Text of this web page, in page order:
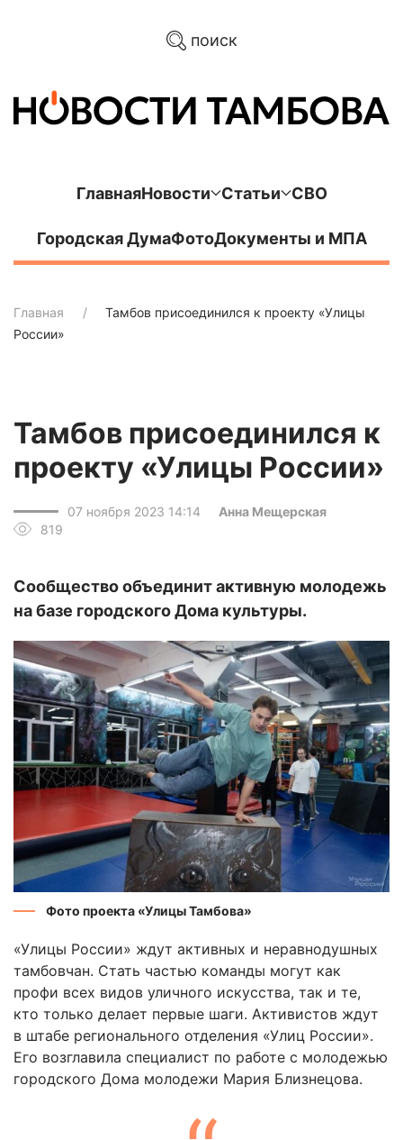
поиск
ГлавнаяНовости Статьи СВО
Городская ДумаФотоДокументы и МПА
Главная
Тамбов присоединился к проекту «Улицы
России»
Тамбов присоединился к
проекту «Улицы России»
07 ноября 2023 14:14
Анна Мещерская
819
Сообщество объединит активную молодежь
на базе городского Дома культуры.
Фото проекта «Улицы Тамбова»
«Улицы России» ждут активных и неравнодушных
тамбовчан. Стать частью команды могут как
профи всех видов уличного искусства, так и те,
кто только делает первые шаги. Активистов ждут
в штабе регионального отделения «Улиц России».
Его возглавила специалист по работе с молодежью
городского Дома молодежи Мария Близнецова.